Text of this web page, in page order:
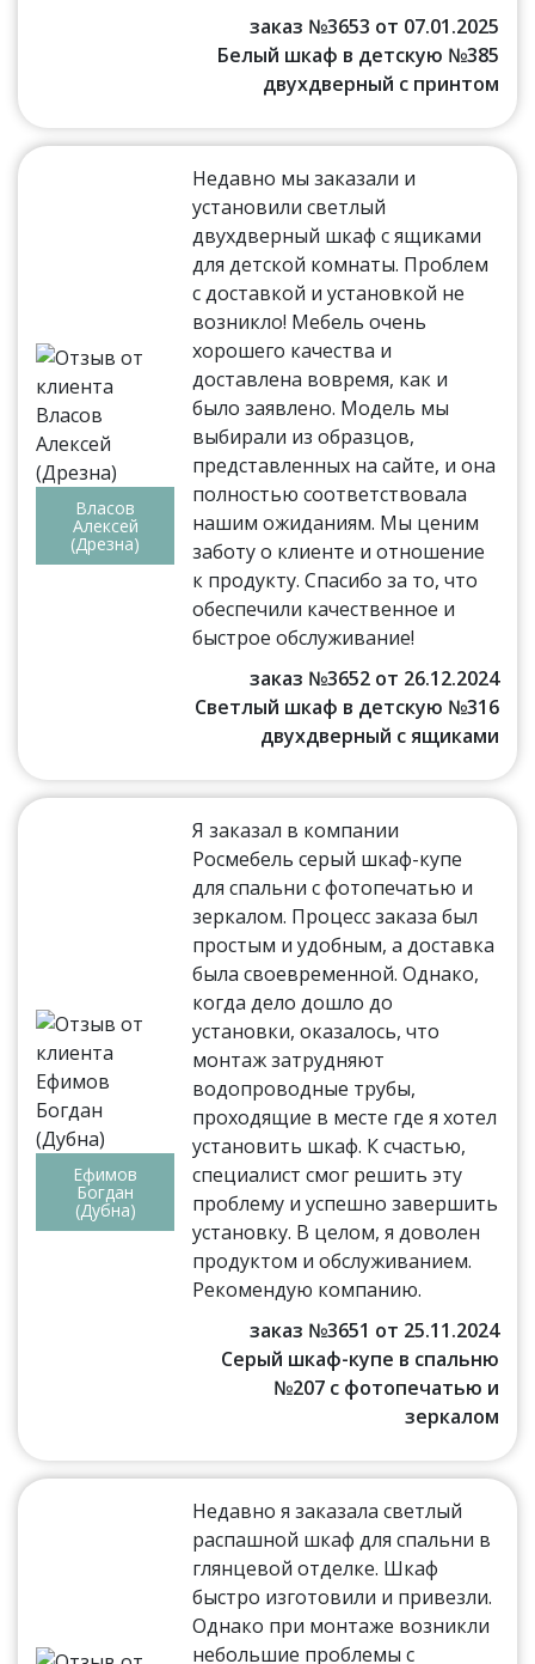
заказ №3653 от 07.01.2025
Белый шкаф в детскую №385
двухдверный с принтом
Власов
Алексей
(Дрезна)
Недавно мы заказали и
установили светлый
двухдверный шкаф с ящиками
для детской комнаты. Проблем
с доставкой и установкой не
возникло! Мебель очень
хорошего качества и
доставлена вовремя, как и
было заявлено. Модель мы
выбирали из образцов,
представленных на сайте, и она
полностью соответствовала
нашим ожиданиям. Мы ценим
заботу о клиенте и отношение
к продукту. Спасибо за то, что
обеспечили качественное и
быстрое обслуживание!
заказ №3652 от 26.12.2024
Светлый шкаф в детскую №316
двухдверный с ящиками
Ефимов
Богдан
(Дубна)
Я заказал в компании
Росмебель серый шкаф-купе
для спальни с фотопечатью и
зеркалом. Процесс заказа был
простым и удобным, а доставка
была своевременной. Однако,
когда дело дошло до
установки, оказалось, что
монтаж затрудняют
водопроводные трубы,
проходящие в месте где я хотел
установить шкаф. К счастью,
специалист смог решить эту
проблему и успешно завершить
установку. В целом, я доволен
продуктом и обслуживанием.
Рекомендую компанию.
заказ №3651 от 25.11.2024
Серый шкаф-купе в спальню
№207 с фотопечатью и
зеркалом
Недавно я заказала светлый
распашной шкаф для спальни в
глянцевой отделке. Шкаф
быстро изготовили и привезли.
Однако при монтаже возникли
небольшие проблемы с